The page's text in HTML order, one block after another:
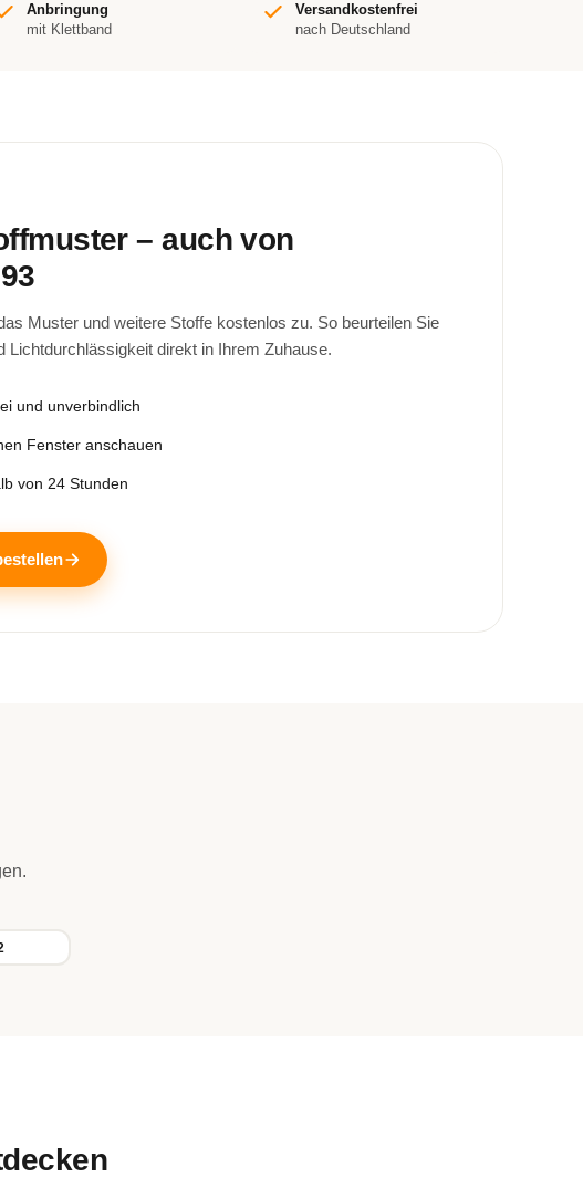
Anbringung
mit Klettband
Versandkostenfrei
nach Deutschland
– auch von
Muster und weitere Stoffe kostenlos zu. So beurteilen Sie
Lichtdurchlässigkeit direkt in Ihrem Zuhause.
und unverbindlich
Fenster anschauen
von 24 Stunden